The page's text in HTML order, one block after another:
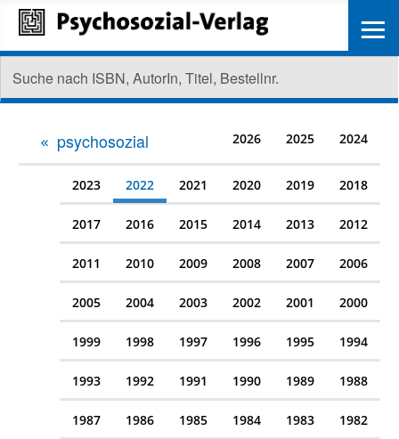
psychosozial 2026 2025 2024
2023 2022 2021 2020 2019 2018
2017 2016 2015 2014 2013 2012
2011 2010 2009 2008 2007 2006
2005 2004 2003 2002 2001 2000
1999 1998 1997 1996 1995 1994
1993 1992 1991 1990 1989 1988
1987 1986 1985 1984 1983 1982
≡